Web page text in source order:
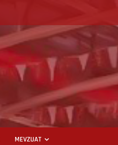
MEVZUAT